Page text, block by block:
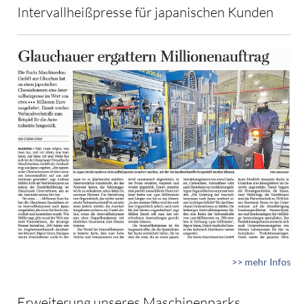
Intervallheißpresse für japanischen Kunden
>> mehr Infos